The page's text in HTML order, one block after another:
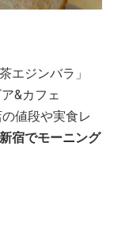
エジンバラ」
ア&カフェ
値段や実食レ
新宿でモーニング